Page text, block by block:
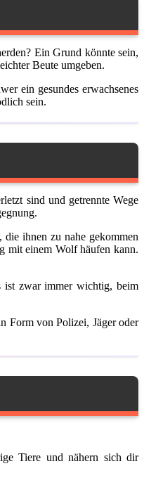
Ein Grund könnte sein,
Beute umgeben.
ein gesundes erwachsenes
sein.
sind und getrennte Wege
ihnen zu nahe gekommen
mit einem Wolf häufen kann.
ist zwar immer wichtig, beim
Form von Polizei, Jäger oder
Tiere und nähern sich dir